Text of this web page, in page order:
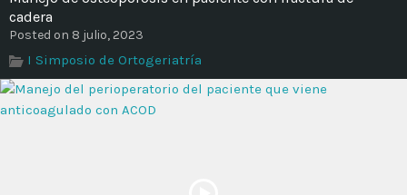
cadera
Posted on 8 julio, 2023
I Simposio de Ortogeriatría